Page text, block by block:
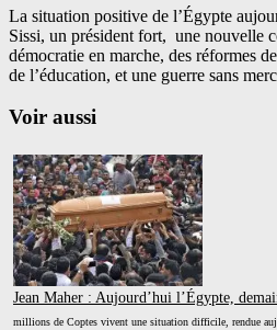
La situation positive de l’Égypte
Sissi, un président fort, une nouvelle
démocratie en marche, des réformes
de l’éducation, et une guerre sans
Voir aussi
Jean Maher : Aujourd’hui l’Égypte,
millions de Coptes vivent une situation difficile, rendue